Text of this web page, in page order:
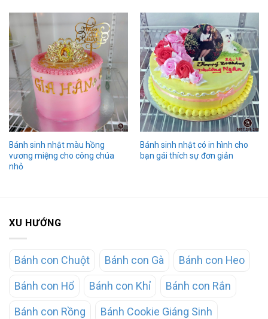
Bánh sinh nhật màu hồng
vương miệng cho công chúa
nhỏ
Bánh sinh nhật có in hình cho
bạn gái thích sự đơn giản
XU HƯỚNG
Bánh con Chuột Bánh con Gà Bánh con Heo
Bánh con Hổ Bánh con Khỉ Bánh con Rắn
Bánh con Rồng Bánh Cookie Giáng Sinh